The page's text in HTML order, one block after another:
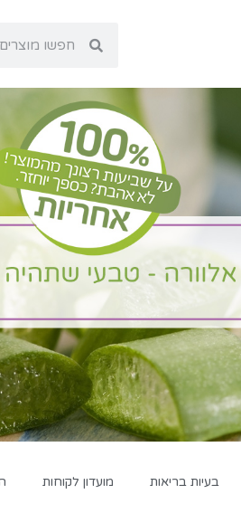
בעיות בריאות מועדון לקוחות